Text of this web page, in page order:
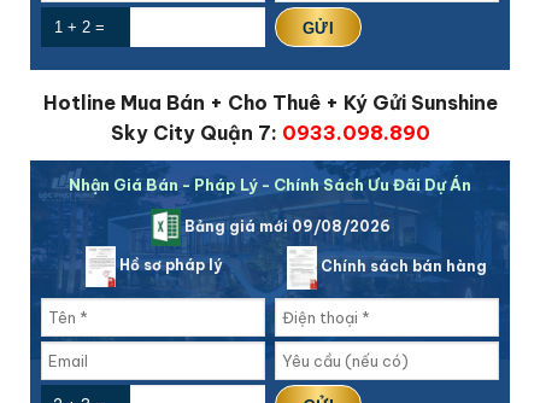
1 + 2 =
Hotline Mua Bán + Cho Thuê + Ký Gửi Sunshine
Sky City Quận 7: 0933.098.890
Nhận Giá Bán - Pháp Lý - Chính Sách Ưu Đãi Dự Án
Bảng giá mới 09/08/2026
Hồ sơ pháp lý Chính sách bán hàng